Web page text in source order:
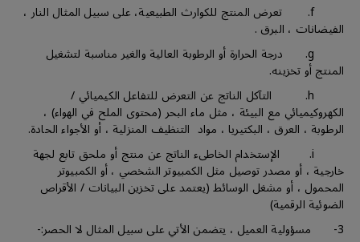
f. تعرض المنتج للكوارث الطبيعية، على سبيل المثال النار ،
الفيضانات ، البرق .
g. درجة الحرارة أو الرطوبة العالية والغير مناسبة لتشغيل
المنتج أو تخزينه.
h. التآكل الناتج عن التعرض للتفاعل الكيميائي /
الكهروكيميائي مع البيئة ، مثل ماء البحر (محتوى الملح في الهواء) ،
الرطوبة ، العرق ، البكتيريا ، مواد التنظيف المنزلية ، أو الأجواء الحادة.
i. الإستخدام الخاطىء الناتج عن منتج أو ملحق تابع لجهة
خارجية ، أو مصدر توصيل مثل الكمبيوتر الشخصي ، أو الكمبيوتر
المحمول ، أو مشغل الوسائط (يعتمد على تخزين البيانات / الأقراص
الضوئية الرقمية)
3- مسؤولية العميل ، يتضمن الأتي على سبيل المثال لا الحصر:-